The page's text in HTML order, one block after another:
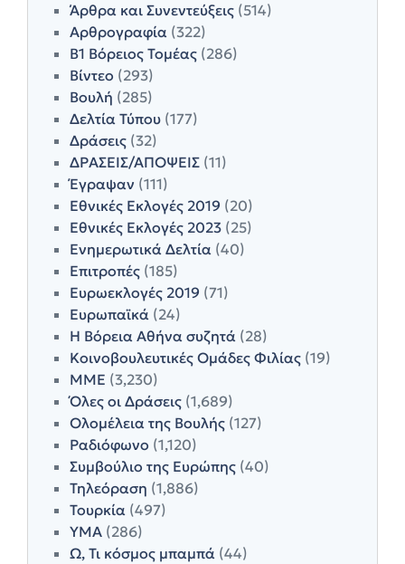
Άρθρα και Συνεντεύξεις (514)
Αρθρογραφία (322)
Β1 Βόρειος Τομέας (286)
Βίντεο (293)
Βουλή (285)
Δελτία Τύπου (177)
Δράσεις (32)
ΔΡΑΣΕΙΣ/ΑΠΟΨΕΙΣ (11)
Έγραψαν (111)
Εθνικές Εκλογές 2019 (20)
Εθνικές Εκλογές 2023 (25)
Ενημερωτικά Δελτία (40)
Επιτροπές (185)
Ευρωεκλογές 2019 (71)
Ευρωπαϊκά (24)
Η Βόρεια Αθήνα συζητά (28)
Κοινοβουλευτικές Ομάδες Φιλίας (19)
ΜΜΕ (3,230)
Όλες οι Δράσεις (1,689)
Ολομέλεια της Βουλής (127)
Ραδιόφωνο (1,120)
Συμβούλιο της Ευρώπης (40)
Τηλεόραση (1,886)
Τουρκία (497)
ΥΜΑ (286)
Ω, Τι κόσμος μπαμπά (44)